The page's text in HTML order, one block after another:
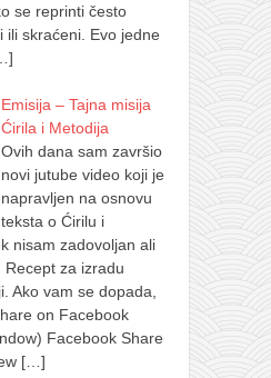
se reprinti često
ili skraćeni. Evo jedne
Emisija – Tajna misija
Ćirila i Metodija
Ovih dana sam završio
novi jutube video koji je
napravljen na osnovu
teksta o Ćirilu i
nisam zadovoljan ali
Recept za izradu
Ako vam se dopada,
on Facebook
Facebook Share
[…]